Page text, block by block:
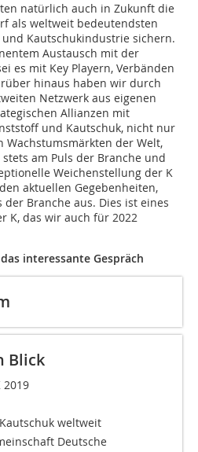
natürlich auch in Zukunft die
als weltweit bedeutendsten
Kautschukindustrie sichern.
Austausch mit der
es mit Key Playern, Verbänden
hinaus haben wir durch
Netzwerk aus eigenen
Allianzen mit
und Kautschuk, nicht nur
Wachstumsmärkten der Welt,
am Puls der Branche und
Weichenstellung der K
aktuellen Gegebenheiten,
Branche aus. Dies ist eines
K, das wir auch für 2022
interessante Gespräch
Blick
weltweit
Deutsche